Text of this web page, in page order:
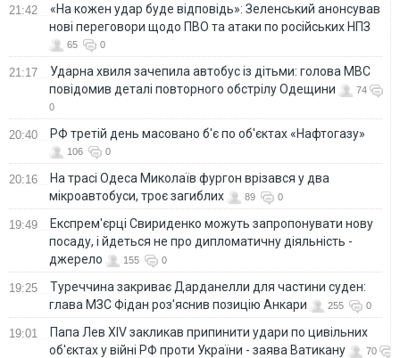
21:42
«На кожен удар буде відповідь»: Зеленський анонсував
нові переговори щодо ПВО та атаки по російських НПЗ
65 0
21:17
Ударна хвиля зачепила автобус із дітьми: голова МВС
повідомив деталі повторного обстрілу Одещини
74
0
20:40 РФ третій день масовано б'є по об'єктах «Нафтогазу»
106 0
20:16
На трасі Одеса Миколаїв фургон врізався у два
мікроавтобуси, троє загиблих
89 0
19:49
Експрем'єрці Свириденко можуть запропонувати нову
посаду, і йдеться не про дипломатичну діяльність -
джерело
155 0
19:25
Туреччина закриває Дарданелли для частини суден:
глава МЗС Фідан роз'яснив позицію Анкари
255 0
19:01
Папа Лев XIV закликав припинити удари по цивільних
об'єктах у війні РФ проти України - заява Ватикану
70